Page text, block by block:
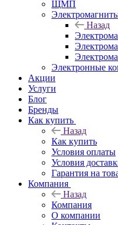
ЩМП
Назад
Электронные
Акции
Услуги
Блог
Бренды
Как купить
Назад
Как купить
Условия оплаты
Условия
Гарантия на
Компания
Назад
Компания
О компании